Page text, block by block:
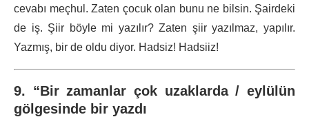
cevabı meçhul. Zaten çocuk olan bunu ne bilsin. Şairdeki
de iş. Şiir böyle mi yazılır? Zaten şiir yazılmaz, yapılır.
Yazmış, bir de oldu diyor. Hadsiz! Hadsiiz!
9. “Bir zamanlar çok uzaklarda / eylülün
gölgesinde bir yazdı